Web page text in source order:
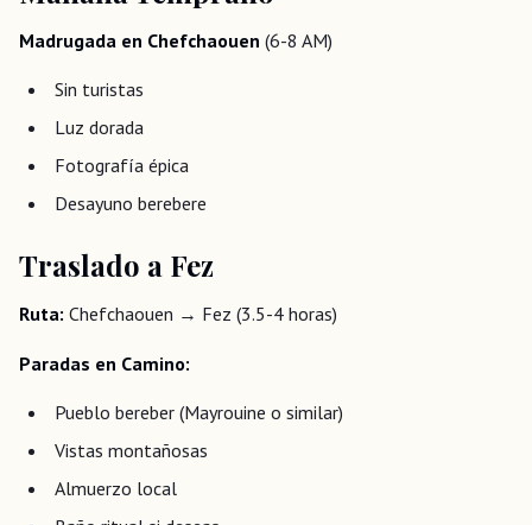
Madrugada en Chefchaouen (6-8 AM)
Sin turistas
Luz dorada
Fotografía épica
Desayuno berebere
Traslado a Fez
Ruta: Chefchaouen → Fez (3.5-4 horas)
Paradas en Camino:
Pueblo bereber (Mayrouine o similar)
Vistas montañosas
Almuerzo local